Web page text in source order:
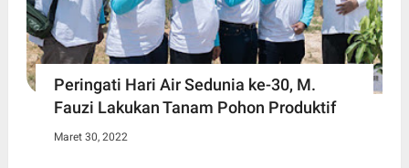
Peringati Hari Air Sedunia ke-30, M.
Fauzi Lakukan Tanam Pohon Produktif
Maret 30, 2022